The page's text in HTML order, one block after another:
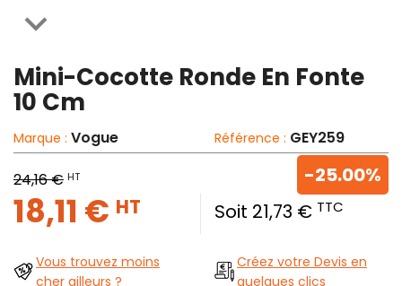

Mini-Cocotte Ronde En Fonte
10 Cm
Marque : Vogue Référence : GEY259
24,16 € HT
18,11 € HT Soit 21,73 € TTC
-25.00%
Vous trouvez moins
cher ailleurs ?
Créez votre Devis en
quelques clics